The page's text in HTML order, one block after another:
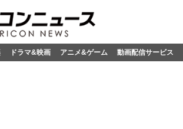
ドラマ&映画 アニメ&ゲーム 動画配信サービス